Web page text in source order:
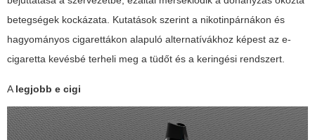
betegségek kockázata. Kutatások szerint a nikotinpárnákon és
hagyományos cigarettákon alapuló alternatívákhoz képest az e-
cigaretta kevésbé terheli meg a tüdőt és a keringési rendszert.
Alegjobb e cigi